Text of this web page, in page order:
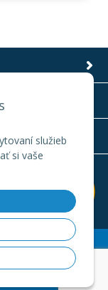
služieb
si vaše
e-shop Pohoda